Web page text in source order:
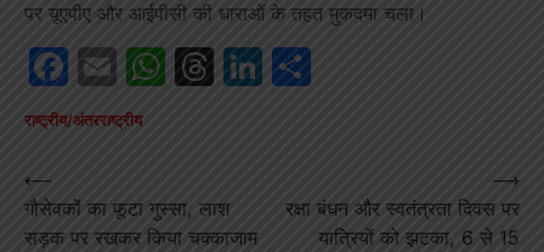
पर यूएपीए और आईपीसी की धाराओं के तहत मुकदमा चला।
Facebook
EmailWhatsApp
Threads
LinkedIn
राष्ट्रीय/अंतरराष्ट्रीय
Post
navigation
⟵
गौसेवकों का फूटा गुस्सा, लाश
सड़क पर रखकर किया चक्काजाम
रक्षा बंधन और स्वतंत्रता दिवस पर
यात्रियों को झटका, 6 से 15
⟶